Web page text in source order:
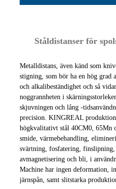
Ståldistanser för
Metalldistans, även känd som
stigning, som bör ha en hög grad
och alkalibeständighet och så
noggrannheten i
skjuvningen och lång -
precision. KINGREAL produktion
högkvalitativt stål 40CM0, 65Mn
smide, värmebehandling,
svärtning, fosfatering, finslipning,
avmagnetisering och bli, i
Machine har ingen deformation,
järnspån, samt slitstarka